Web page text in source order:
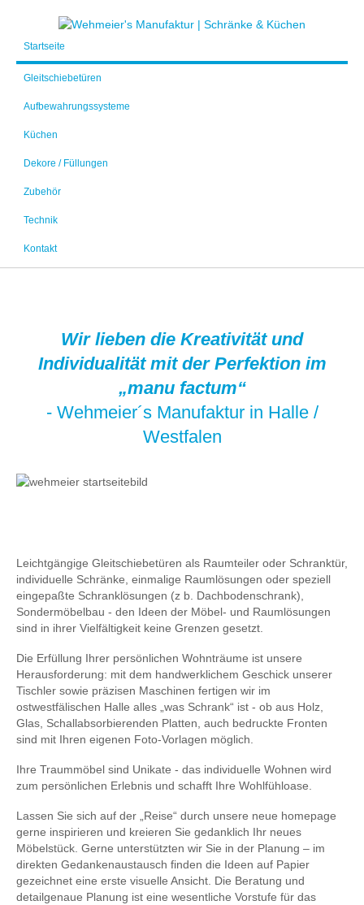
Startseite
Gleitschiebetüren
Aufbewahrungssysteme
Küchen
Dekore / Füllungen
Zubehör
Technik
Kontakt
Wir lieben die Kreativität und
Individualität mit der Perfektion im
„manu factum“
- Wehmeier´s Manufaktur in Halle /
Westfalen
Leichtgängige Gleitschiebetüren als Raumteiler oder Schranktür,
individuelle Schränke, einmalige Raumlösungen oder speziell
eingepaßte Schranklösungen (z b. Dachbodenschrank),
Sondermöbelbau - den Ideen der Möbel- und Raumlösungen
sind in ihrer Vielfältigkeit keine Grenzen gesetzt.
Die Erfüllung Ihrer persönlichen Wohnträume ist unsere
Herausforderung: mit dem handwerklichem Geschick unserer
Tischler sowie präzisen Maschinen fertigen wir im
ostwestfälischen Halle alles „was Schrank“ ist - ob aus Holz,
Glas, Schallabsorbierenden Platten, auch bedruckte Fronten
sind mit Ihren eigenen Foto-Vorlagen möglich.
Ihre Traummöbel sind Unikate - das individuelle Wohnen wird
zum persönlichen Erlebnis und schafft Ihre Wohlfühloase.
Lassen Sie sich auf der „Reise“ durch unsere neue homepage
gerne inspirieren und kreieren Sie gedanklich Ihr neues
Möbelstück. Gerne unterstützten wir Sie in der Planung – im
direkten Gedankenaustausch finden die Ideen auf Papier
gezeichnet eine erste visuelle Ansicht. Die Beratung und
detailgenaue Planung ist eine wesentliche Vorstufe für das